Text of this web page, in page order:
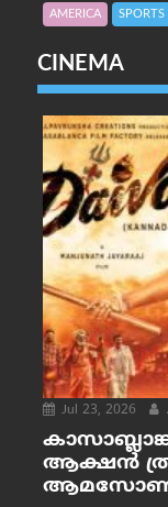
AMERICA SPORTS
CINEMA
Jul 23, 2026 .
ആക്ഷൻ
ആമസോൺ